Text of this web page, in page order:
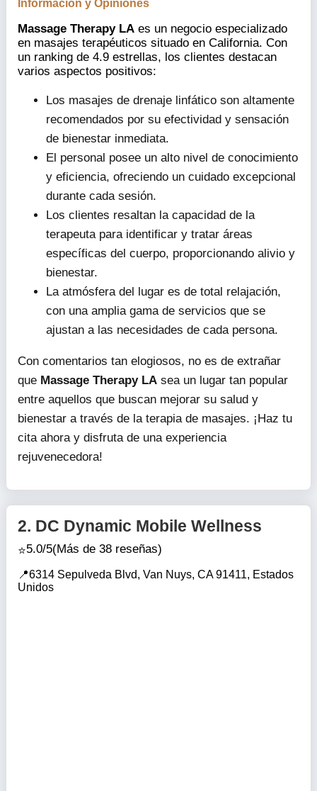
Información y Opiniones
Massage Therapy LA es un negocio especializado
en masajes terapéuticos situado en California. Con
un ranking de 4.9 estrellas, los clientes destacan
varios aspectos positivos:
Los masajes de drenaje linfático son altamente
recomendados por su efectividad y sensación
de bienestar inmediata.
El personal posee un alto nivel de conocimiento
y eficiencia, ofreciendo un cuidado excepcional
durante cada sesión.
Los clientes resaltan la capacidad de la
terapeuta para identificar y tratar áreas
específicas del cuerpo, proporcionando alivio y
bienestar.
La atmósfera del lugar es de total relajación,
con una amplia gama de servicios que se
ajustan a las necesidades de cada persona.
Con comentarios tan elogiosos, no es de extrañar
que Massage Therapy LA sea un lugar tan popular
entre aquellos que buscan mejorar su salud y
bienestar a través de la terapia de masajes. ¡Haz tu
cita ahora y disfruta de una experiencia
rejuvenecedora!
2. DC Dynamic Mobile Wellness
5.0/5(Más de 38 reseñas)
6314 Sepulveda Blvd, Van Nuys, CA 91411, Estados
Unidos